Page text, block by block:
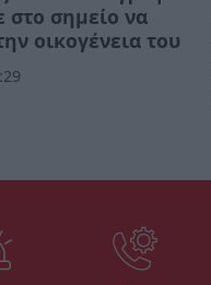
στο σημείο να
οικογένεια του